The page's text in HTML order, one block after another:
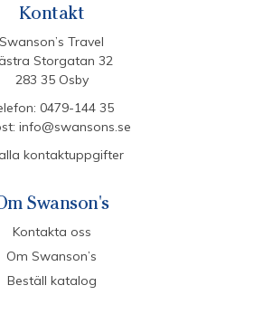
Kontakt
Swanson’s Travel
Storgatan 32
283 35 Osby
0479-144 35
info@swansons.se
kontaktuppgifter
Swanson's
Kontakta oss
Om Swanson’s
Beställ katalog